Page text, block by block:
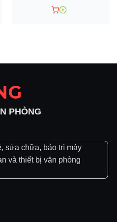
× H):
587 × 581 × 461
tự động
250 tờ
tờ(khi mở rộng)
A4, A5, B4, B5, Letter,
phút
PHÒNG
sửa chữa, bảo trì máy
và thiết bị văn phòng